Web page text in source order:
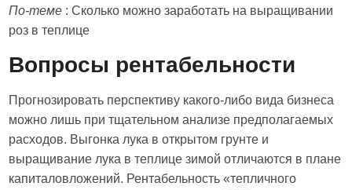
По-теме : Сколько можно заработать на выращивании
роз в теплице
Вопросы рентабельности
Прогнозировать перспективу какого-либо вида бизнеса
можно лишь при тщательном анализе предполагаемых
расходов. Выгонка лука в открытом грунте и
выращивание лука в теплице зимой отличаются в плане
капиталовложений. Рентабельность «тепличного